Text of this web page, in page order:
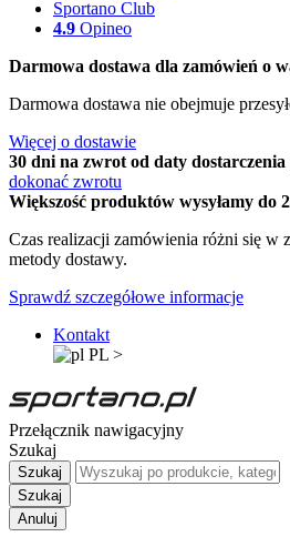
Sportano Club
4.9 Opineo
Darmowa dostawa dla zamówień o
Darmowa dostawa nie obejmuje
Więcej o dostawie
30 dni na zwrot od daty dostarczenia
dokonać zwrotu
Większość produktów wysyłamy do
Czas realizacji zamówienia różni się w
metody dostawy.
Sprawdź szczegółowe informacje
Kontakt
PL >
Przełącznik nawigacyjny
Szukaj
Szukaj
Szukaj
Anuluj